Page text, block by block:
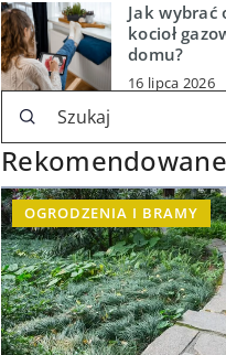
Jak wybrać
kocioł
domu?
16 lipca 2026
Rekomendowane
OGRODZENIA I BRAMY